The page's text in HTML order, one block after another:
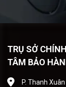
TRỤ SỞ
TÂM BẢO
P. Thanh